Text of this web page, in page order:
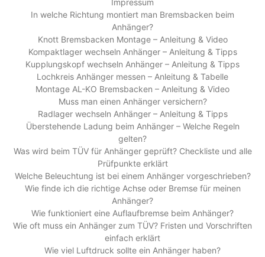
Impressum
In welche Richtung montiert man Bremsbacken beim
Anhänger?
Knott Bremsbacken Montage – Anleitung & Video
Kompaktlager wechseln Anhänger – Anleitung & Tipps
Kupplungskopf wechseln Anhänger – Anleitung & Tipps
Lochkreis Anhänger messen – Anleitung & Tabelle
Montage AL-KO Bremsbacken – Anleitung & Video
Muss man einen Anhänger versichern?
Radlager wechseln Anhänger – Anleitung & Tipps
Überstehende Ladung beim Anhänger – Welche Regeln
gelten?
Was wird beim TÜV für Anhänger geprüft? Checkliste und alle
Prüfpunkte erklärt
Welche Beleuchtung ist bei einem Anhänger vorgeschrieben?
Wie finde ich die richtige Achse oder Bremse für meinen
Anhänger?
Wie funktioniert eine Auflaufbremse beim Anhänger?
Wie oft muss ein Anhänger zum TÜV? Fristen und Vorschriften
einfach erklärt
Wie viel Luftdruck sollte ein Anhänger haben?